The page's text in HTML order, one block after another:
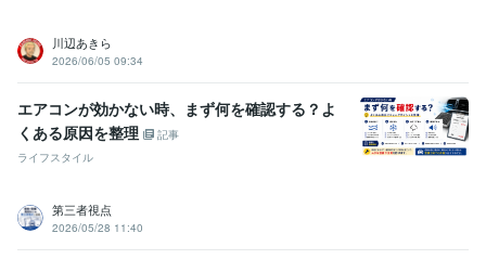
川辺あきら
2026/06/05 09:34
エアコンが効かない時、まず何を確認する？よ
くある原因を整理
記事
ライフスタイル
第三者視点
2026/05/28 11:40